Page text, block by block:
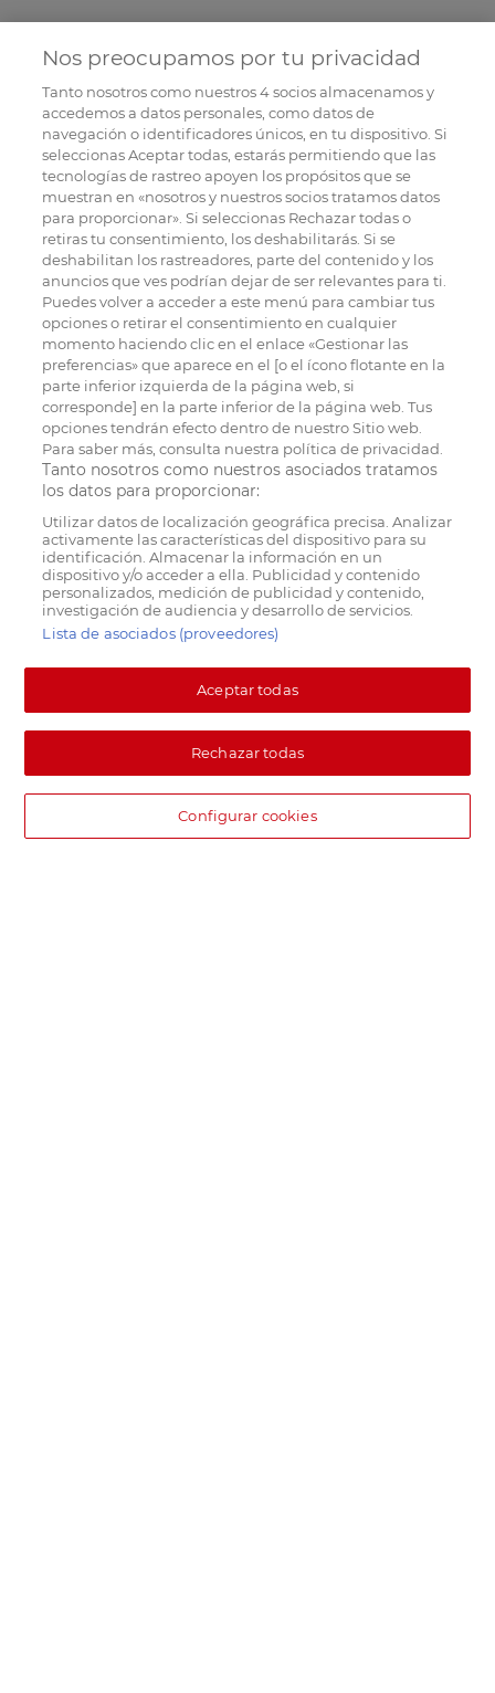
Nos preocupamos por tu privacidad
Tanto nosotros como nuestros4socios almacenamos y
accedemos a datos personales, como datos de
navegación o identificadores únicos, en tu dispositivo. Si
seleccionas Aceptar todas, estarás permitiendo que las
tecnologías de rastreo apoyen los propósitos que se
muestran en «nosotros y nuestros socios tratamos datos
para proporcionar». Si seleccionas Rechazar todas o
retiras tu consentimiento, los deshabilitarás. Si se
deshabilitan los rastreadores, parte del contenido y los
anuncios que ves podrían dejar de ser relevantes para ti.
Puedes volver a acceder a este menú para cambiar tus
opciones o retirar el consentimiento en cualquier
momento haciendo clic en el enlace «Gestionar las
preferencias» que aparece en el [o el ícono flotante en la
parte inferior izquierda de la página web, si
corresponde] en la parte inferior de la página web. Tus
opciones tendrán efecto dentro de nuestro Sitio web.
Para saber más, consulta nuestra política de privacidad.
Tanto nosotros como nuestros asociados tratamos
los datos para proporcionar:
Utilizar datos de localización geográfica precisa. Analizar
activamente las características del dispositivo para su
identificación. Almacenar la información en un
dispositivo y/o acceder a ella. Publicidad y contenido
personalizados, medición de publicidad y contenido,
investigación de audiencia y desarrollo de servicios.
Lista de asociados (proveedores)
Aceptar todas
Rechazar todas
Configurar cookies